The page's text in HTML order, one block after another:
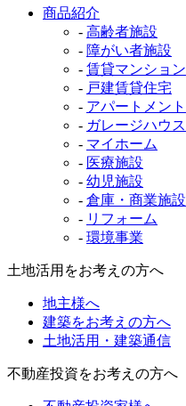
商品紹介
- 高齢者施設
- 障がい者施設
- 賃貸マンション
- 戸建賃貸住宅
- アパートメント
- ガレージハウス
- マイホーム
- 医療施設
- 幼児施設
- 倉庫・商業施設
- リフォーム
- 環境事業
土地活用をお考えの方へ
地主様へ
建築をお考えの方へ
土地活用・建築通信
不動産投資をお考えの方へ